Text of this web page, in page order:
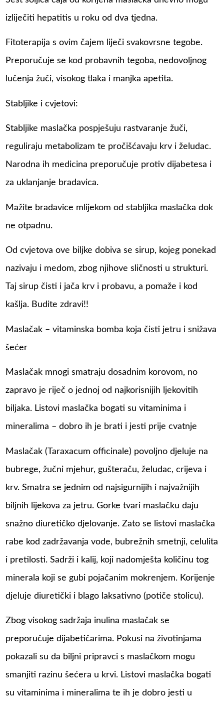
izliječiti hepatitis u roku od dva tjedna.
Fitoterapija s ovim čajem liječi svakovrsne tegobe.
Preporučuje se kod probavnih tegoba, nedovoljnog
lučenja žuči, visokog tlaka i manjka apetita.
Stabljike i cvjetovi:
Stabljike maslačka pospješuju rastvaranje žuči,
reguliraju metabolizam te pročišćavaju krv i želudac.
Narodna ih medicina preporučuje protiv dijabetesa i
za uklanjanje bradavica.
Mažite bradavice mlijekom od stabljika maslačka dok
ne otpadnu.
Od cvjetova ove biljke dobiva se sirup, kojeg ponekad
nazivaju i medom, zbog njihove sličnosti u strukturi.
Taj sirup čisti i jača krv i probavu, a pomaže i kod
kašlja. Budite zdravi!!
Maslačak – vitaminska bomba koja čisti jetru i snižava
šećer
Maslačak mnogi smatraju dosadnim korovom, no
zapravo je riječ o jednoj od najkorisnijih ljekovitih
biljaka. Listovi maslačka bogati su vitaminima i
mineralima – dobro ih je brati i jesti prije cvatnje
Maslačak (Taraxacum officinale) povoljno djeluje na
bubrege, žučni mjehur, gušteraču, želudac, crijeva i
krv. Smatra se jednim od najsigurnijih i najvažnijih
biljnih lijekova za jetru. Gorke tvari maslačku daju
snažno diuretičko djelovanje. Zato se listovi maslačka
rabe kod zadržavanja vode, bubrežnih smetnji, celulita
i pretilosti. Sadrži i kalij, koji nadomješta količinu tog
minerala koji se gubi pojačanim mokrenjem. Korijenje
djeluje diuretički i blago laksativno (potiče stolicu).
Zbog visokog sadržaja inulina maslačak se
preporučuje dijabetičarima. Pokusi na životinjama
pokazali su da biljni pripravci s maslačkom mogu
smanjiti razinu šećera u krvi. Listovi maslačka bogati
su vitaminima i mineralima te ih je dobro jesti u